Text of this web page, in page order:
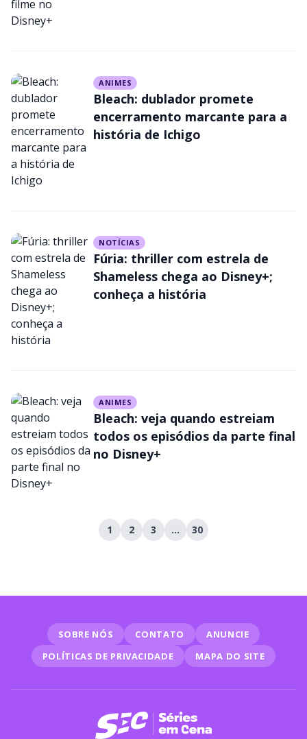
ANIMES
Bleach: dublador promete
encerramento marcante para a
história de Ichigo
NOTÍCIAS
Fúria: thriller com estrela de
Shameless chega ao Disney+;
conheça a história
ANIMES
Bleach: veja quando estreiam
todos os episódios da parte final
no Disney+
1 2 3 … 30
SOBRE NÓS CONTATO
ANUNCIE
POLÍTICAS DE PRIVACIDADE
MAPA DO SITE